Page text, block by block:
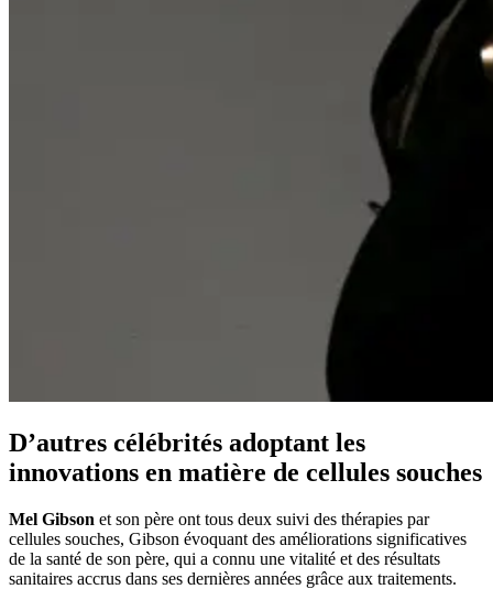
D’autres célébrités adoptant les
innovations en matière de cellules souches
Mel Gibson et son père ont tous deux suivi des thérapies par
cellules souches, Gibson évoquant des améliorations significatives
de la santé de son père, qui a connu une vitalité et des résultats
sanitaires accrus dans ses dernières années grâce aux traitements.